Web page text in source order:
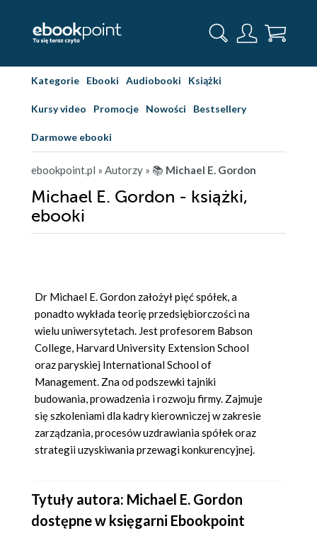
Kategorie Ebooki Audiobooki Książki
Kursy video Promocje Nowości Bestsellery
Darmowe ebooki
ebookpoint.pl » Autorzy » 📚 Michael E. Gordon
Michael E. Gordon - książki,
ebooki
Dr Michael E. Gordon założył pięć spółek, a
ponadto wykłada teorię przedsiębiorczości na
wielu uniwersytetach. Jest profesorem Babson
College, Harvard University Extension School
oraz paryskiej International School of
Management. Zna od podszewki tajniki
budowania, prowadzenia i rozwoju firmy. Zajmuje
się szkoleniami dla kadry kierowniczej w zakresie
zarządzania, procesów uzdrawiania spółek oraz
strategii uzyskiwania przewagi konkurencyjnej.
Tytuły autora: Michael E. Gordon
dostępne w księgarni Ebookpoint